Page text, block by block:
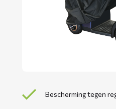
Bescherming tegen